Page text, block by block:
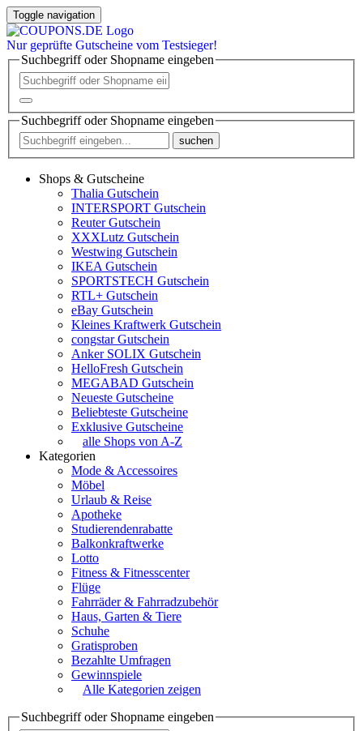
Toggle navigation
Nur geprüfte Gutscheine vom Testsieger!
Suchbegriff oder Shopname eingeben
Suchbegriff oder Shopname eingeben
suchen
Shops & Gutscheine
Thalia Gutschein
INTERSPORT Gutschein
Reuter Gutschein
XXXLutz Gutschein
Westwing Gutschein
IKEA Gutschein
SPORTSTECH Gutschein
RTL+ Gutschein
eBay Gutschein
Kleines Kraftwerk Gutschein
congstar Gutschein
Anker SOLIX Gutschein
HelloFresh Gutschein
MEGABAD Gutschein
Neueste Gutscheine
Beliebteste Gutscheine
Exklusive Gutscheine
alle Shops von A-Z
Kategorien
Mode & Accessoires
Möbel
Urlaub & Reise
Apotheke
Studierendenrabatte
Balkonkraftwerke
Lotto
Fitness & Fitnesscenter
Flüge
Fahrräder & Fahrradzubehör
Haus, Garten & Tiere
Schuhe
Gratisproben
Bezahlte Umfragen
Gewinnspiele
Alle Kategorien zeigen
Suchbegriff oder Shopname eingeben